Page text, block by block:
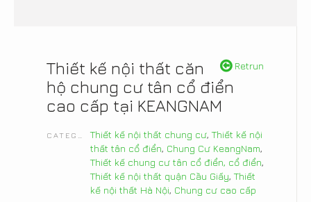
Retrun
Thiết kế nội thất căn
hộ chung cư tân cổ điển
cao cấp tại KEANGNAM
Thiết kế nội thất chung cư, Thiết kế nội
thất tân cổ điển, Chung Cư KeangNam,
Thiết kế chung cư tân cổ điển, cổ điển,
Thiết kế nội thất quận Cầu Giấy, Thiết
kế nội thất Hà Nội, Chung cư cao cấp